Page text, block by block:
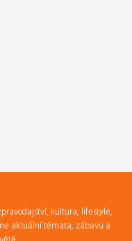
kultura, lifestyle,
aktuální témata, zábavu a